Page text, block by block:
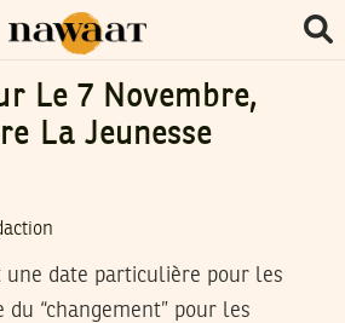
Le 7 Novembre,
La Jeunesse
une date particulière pour les
du “changement” pour les